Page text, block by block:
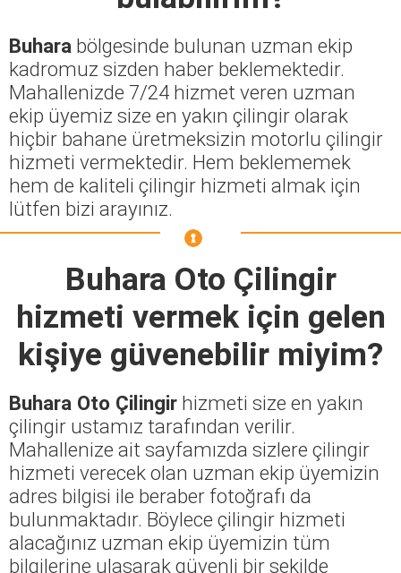
Buhara bölgesinde bulunan uzman ekip
kadromuz sizden haber beklemektedir.
Mahallenizde 7/24 hizmet veren uzman
ekip üyemiz size en yakın çilingir olarak
hiçbir bahane üretmeksizin motorlu çilingir
hizmeti vermektedir. Hem beklememek
hem de kaliteli çilingir hizmeti almak için
lütfen bizi arayınız.
Buhara Oto Çilingir
hizmeti vermek için gelen
kişiye güvenebilir miyim?
Buhara Oto Çilingir hizmeti size en yakın
çilingir ustamız tarafından verilir.
Mahallenize ait sayfamızda sizlere çilingir
hizmeti verecek olan uzman ekip üyemizin
adres bilgisi ile beraber fotoğrafı da
bulunmaktadır. Böylece çilingir hizmeti
alacağınız uzman ekip üyemizin tüm
bilgilerine ulaşarak güvenli bir şekilde